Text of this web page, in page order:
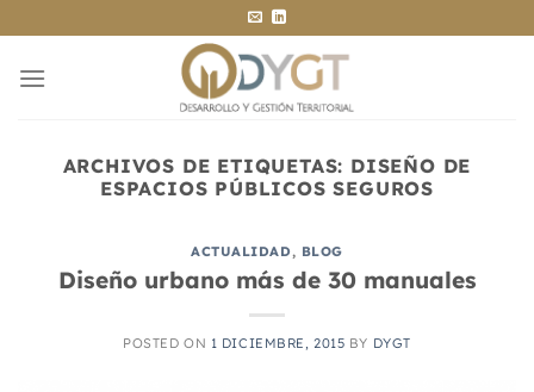
al
contenido
ARCHIVOS DE ETIQUETAS: DISEÑO DE
ESPACIOS PÚBLICOS SEGUROS
ACTUALIDAD, BLOG
Diseño urbano más de 30 manuales
POSTED ON 1 DICIEMBRE, 2015 BY DYGT